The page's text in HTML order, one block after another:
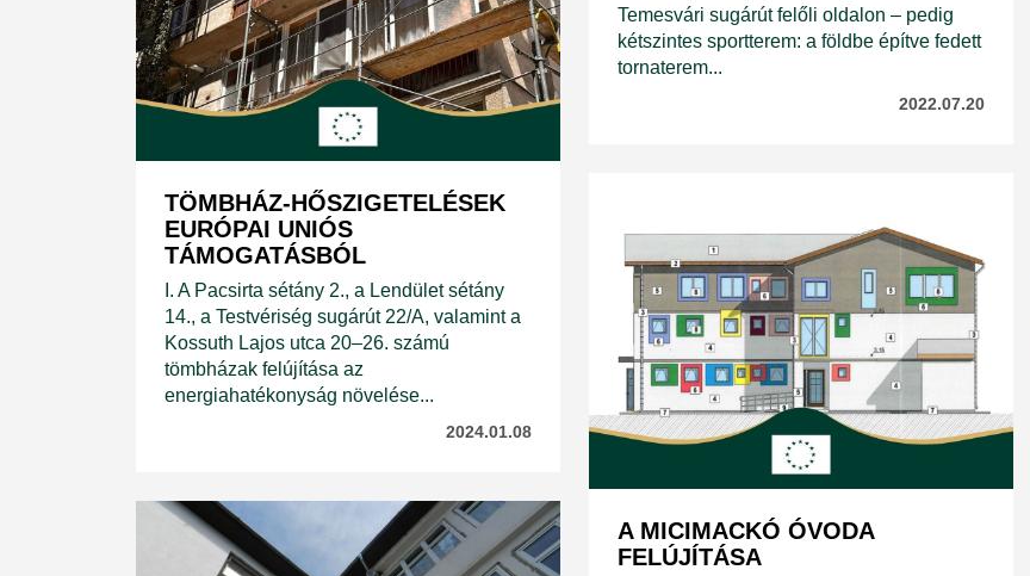
Temesvári sugárút felőli oldalon – pedig
kétszintes sportterem: a földbe építve fedett
tornaterem...
2022.07.20
TÖMBHÁZ-HŐSZIGETELÉSEK
EURÓPAI UNIÓS
TÁMOGATÁSBÓL
I. A Pacsirta sétány 2., a Lendület sétány
14., a Testvériség sugárút 22/A, valamint a
Kossuth Lajos utca 20–26. számú
tömbházak felújítása az
energiahatékonyság növelése...
2024.01.08
A MICIMACKÓ ÓVODA
FELÚJÍTÁSA